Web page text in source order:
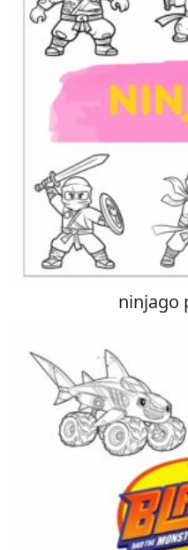
ninjago